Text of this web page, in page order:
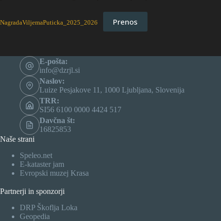
NagradaViljemaPuticka_2025_2026 Prenos
E-pošta:
info@dzrjl.si
Naslov:
Luize Pesjakove 11, 1000 Ljubljana, Slovenija
TRR:
SI56 6100 0000 4424 517
Davčna št:
16825853
Naše strani
Speleo.net
E-kataster jam
Evropski muzej Krasa
Partnerji in sponzorji
DRP Škoflja Loka
Geopedia